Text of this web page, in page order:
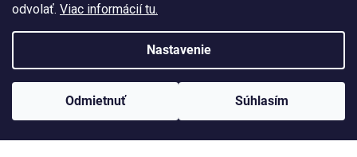
odvolať. Viac informácií tu.
Nastavenie
Odmietnuť Súhlasím